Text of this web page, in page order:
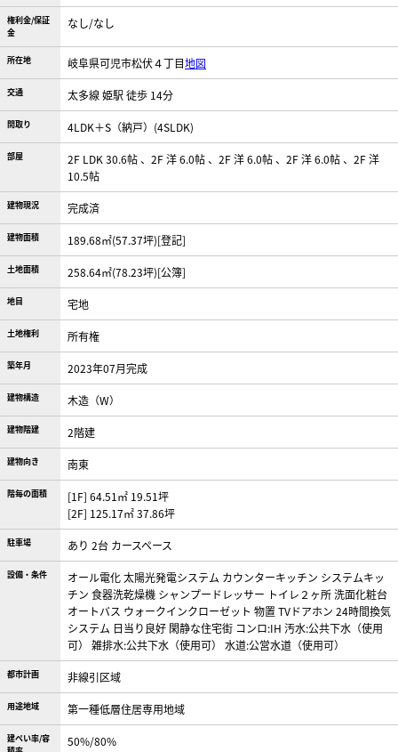
権利金/保証
金
なし/なし
所在地 岐阜県可児市松伏４丁目地図
交通 太多線 姫駅 徒歩 14分
間取り 4LDK＋S（納戸）(4SLDK)
部屋
2F LDK 30.6帖 、2F 洋 6.0帖 、2F 洋 6.0帖 、2F 洋 6.0帖 、2F 洋
10.5帖
建物現況 完成済
建物面積 189.68㎡(57.37坪)[登記]
土地面積 258.64㎡(78.23坪)[公簿]
地目 宅地
土地権利 所有権
築年月 2023年07月完成
建物構造 木造（W）
建物階建 2階建
建物向き 南東
階毎の面積
[1F] 64.51㎡ 19.51坪
[2F] 125.17㎡ 37.86坪
駐車場 あり 2台 カースペース
設備・条件 オール電化太陽光発電システム カウンターキッチン システムキッ
チン 食器洗乾燥機 シャンプードレッサー トイレ２ヶ所洗面化粧台
オートバス ウォークインクローゼット 物置TVドアホン 24時間換気
システム 日当り良好 閑静な住宅街 コンロ:IH 汚水:公共下水（使用
可）
雑排水:公共下水（使用可） 水道:公営水道（使用可）
都市計画 非線引区域
用途地域 第一種低層住居専用地域
建ぺい率/容
50%/80%